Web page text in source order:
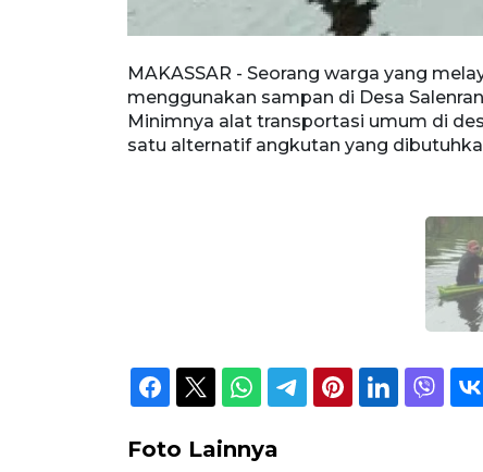
MAKASSAR - Seorang warga yang
menggunakan sampan di Desa
Minimnya alat transportasi umum di
satu alternatif angkutan yang
Foto Lainnya